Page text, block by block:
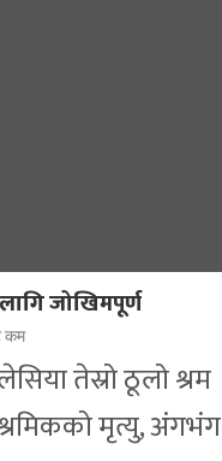
जोखिमपूर्ण
कम
तेस्रो ठूलो श्रम
मृत्यु, अंगभंग